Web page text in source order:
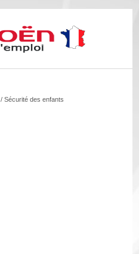
/ Sécurité des enfants